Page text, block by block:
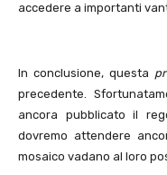
accedere a importanti
In conclusione, questa
precedente.
ancora pubblicato il
dovremo attendere
mosaico vadano al loro